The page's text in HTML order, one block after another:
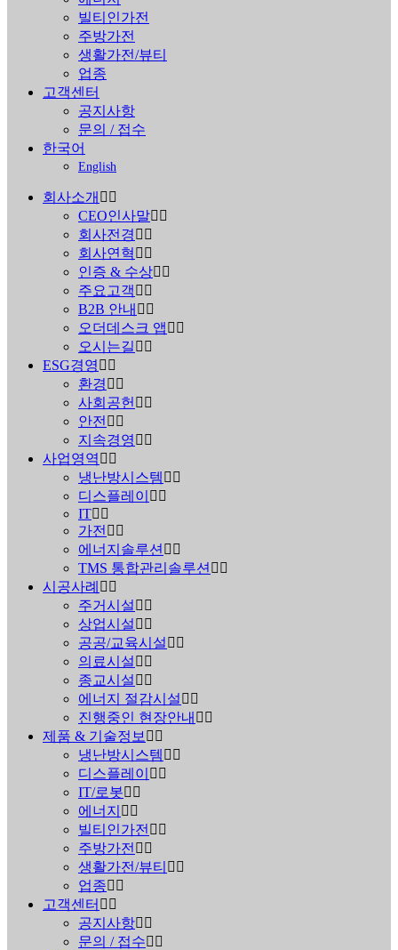
빌티인가전
주방가전
생활가전/뷰티
업종
고객센터
공지사항
문의 / 접수
한국어
English
회사소개
CEO인사말
회사전경
회사연혁
인증 & 수상
주요고객
B2B 안내
오더데스크 앱
오시는길
ESG경영
환경
사회공헌
안전
지속경영
사업영역
냉난방시스템
디스플레이
IT
가전
에너지솔루션
TMS 통합관리솔루션
시공사례
주거시설
상업시설
공공/교육시설
의료시설
종교시설
에너지 절감시설
진행중인 현장안내
제품 & 기술정보
냉난방시스템
디스플레이
IT/로봇
에너지
빌티인가전
주방가전
생활가전/뷰티
업종
고객센터
공지사항
문의 / 접수